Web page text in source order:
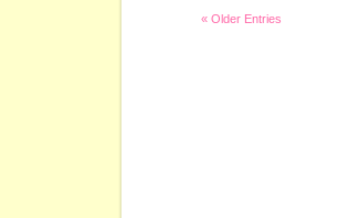
« Older Entries